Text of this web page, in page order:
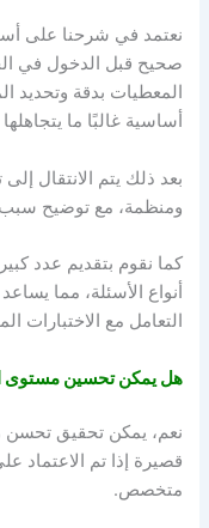
نعتمد في شرحنا على
صحيح قبل الدخول في
المعطيات بدقة
أساسية غالبًا ما
بعد ذلك يتم الانتقال
ومنظمة، مع توضيح
كما نقوم بتقديم عدد
أنواع الأسئلة، مما
التعامل مع الاختبارات
هل يمكن تحسين مستوى
نعم، يمكن تحقيق
قصيرة إذا تم
متخصص.